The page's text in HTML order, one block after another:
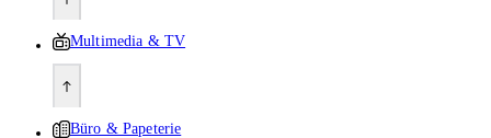
Multimedia & TV
Büro & Papeterie